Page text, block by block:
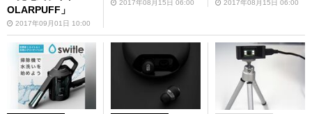
OLARPUFF」
2017年09月01日 10:00
2017年08月15日 06:00 2017年08月15日 06:00